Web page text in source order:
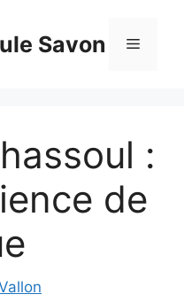
Savon Menu
:
de